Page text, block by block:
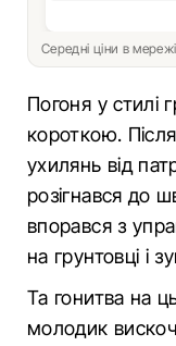
Середні ціни в
Погоня у стилі
короткою.
ухилянь від
розігнався до
впорався з
на грунтовці і
Та гонитва на
молодик